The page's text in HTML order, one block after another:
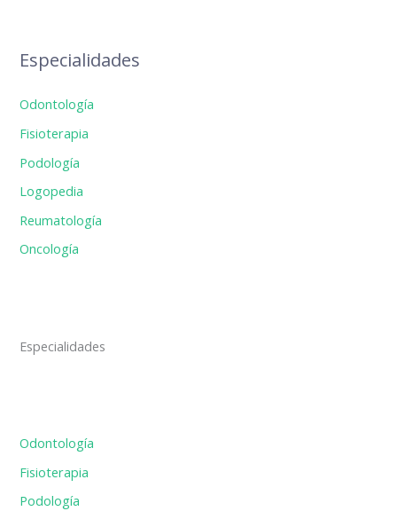
Especialidades
Odontología
Fisioterapia
Podología
Logopedia
Reumatología
Oncología
Especialidades
Odontología
Fisioterapia
Podología